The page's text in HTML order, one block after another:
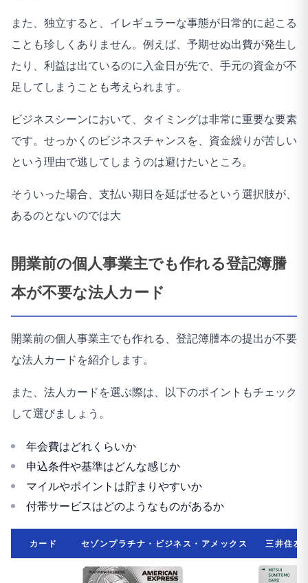
また、独立すると、イレギュラーな事態が日常的に起こる
ことも珍しくありません。例えば、予期せぬ出費が発生し
たり、利益は出ているのに入金日が先で、手元の資金が不
足してしまうことも考えられます。
ビジネスシーンにおいて、タイミングは非常に重要な要素
です。せっかくのビジネスチャンスを、資金繰りが苦しい
という理由で逃してしまうのは避けたいところ。
そういった場合、支払い期日を延ばせるという選択肢が、
あるのとないのでは大
開業前の個人事業主でも作れる登記簿謄
本が不要な法人カード
開業前の個人事業主でも作れる、登記簿謄本の提出が不要
な法人カードを紹介します。
また、法人カードを選ぶ際は、以下のポイントもチェック
して選びましょう。
年会費はどれくらいか
申込条件や基準はどんな感じか
マイルやポイントは貯まりやすいか
付帯サービスはどのようなものがあるか
カード セゾンプラチナ・ビジネス・アメックス 三井住友